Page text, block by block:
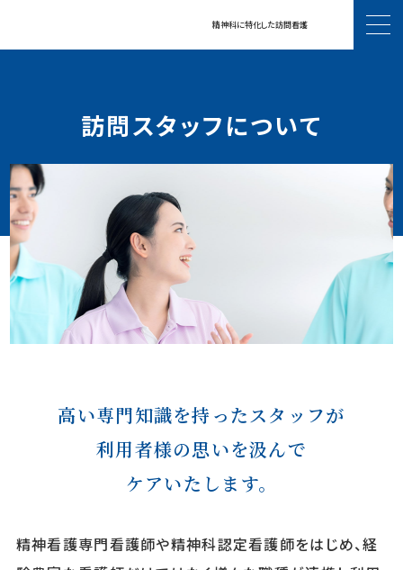
精神科に特化した訪問看護
精神科訪問看護とは
対応症例について
運営会社・代表挨拶
ご利用者様
専用フォーム
医療関係者
の皆様へ
お問い合わせ
採用情報
訪問スタッフについて
高い専門知識を持ったスタッフが
利用者様の思いを汲んで
ケアいたします。
精神看護専門看護師や精神科認定看護師をはじめ、経